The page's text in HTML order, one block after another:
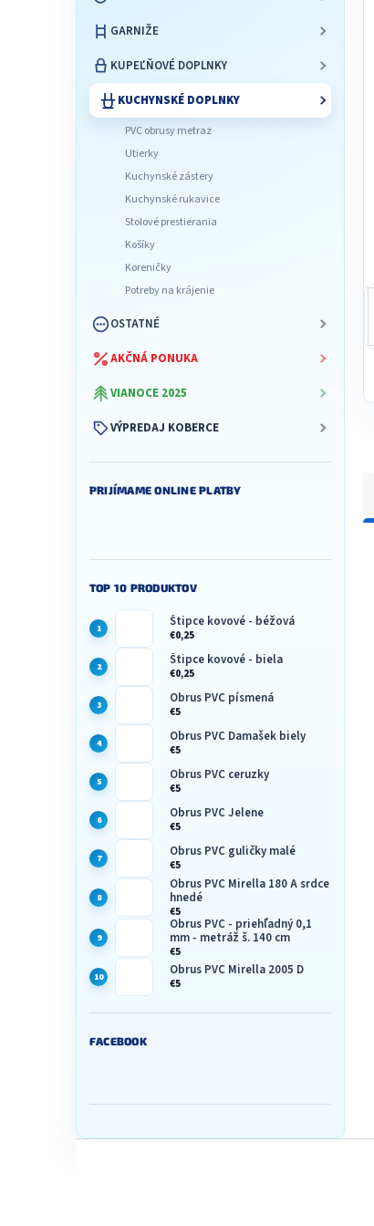
GARNIŽE
KUPEĽŇOVÉ DOPLNKY
KUCHYNSKÉ DOPLNKY
PVC obrusy metraż
Utierky
Kuchynské zástery
Kuchynské rukavice
Stolové prestierania
Košíky
Koreničky
Potreby na krájenie
OSTATNÉ
AKČNÁ PONUKA
VIANOCE 2025
VÝPREDAJ KOBERCE
PRIJÍMAME ONLINE PLATBY
TOP 10 PRODUKTOV
Štipce kovové - béžová
€0,25
Štipce kovové - biela
€0,25
Obrus PVC písmená
€5
Obrus PVC Damašek biely
€5
Obrus PVC ceruzky
€5
Obrus PVC Jelene
€5
Obrus PVC guličky malé
€5
Obrus PVC Mirella 180 A srdce
hnedé
€5
Obrus PVC - priehľadný 0,1
mm - metráž š. 140 cm
€5
Obrus PVC Mirella 2005 D
€5
FACEBOOK